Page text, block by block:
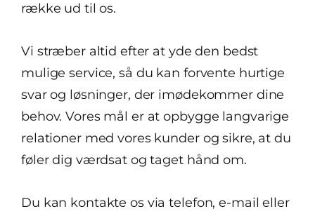
række ud til os.
Vi stræber altid efter at yde den bedst
mulige service, så du kan forvente hurtige
svar og løsninger, der imødekommer dine
behov. Vores mål er at opbygge langvarige
relationer med vores kunder og sikre, at du
føler dig værdsat og taget hånd om.
Du kan kontakte os via telefon, e-mail eller